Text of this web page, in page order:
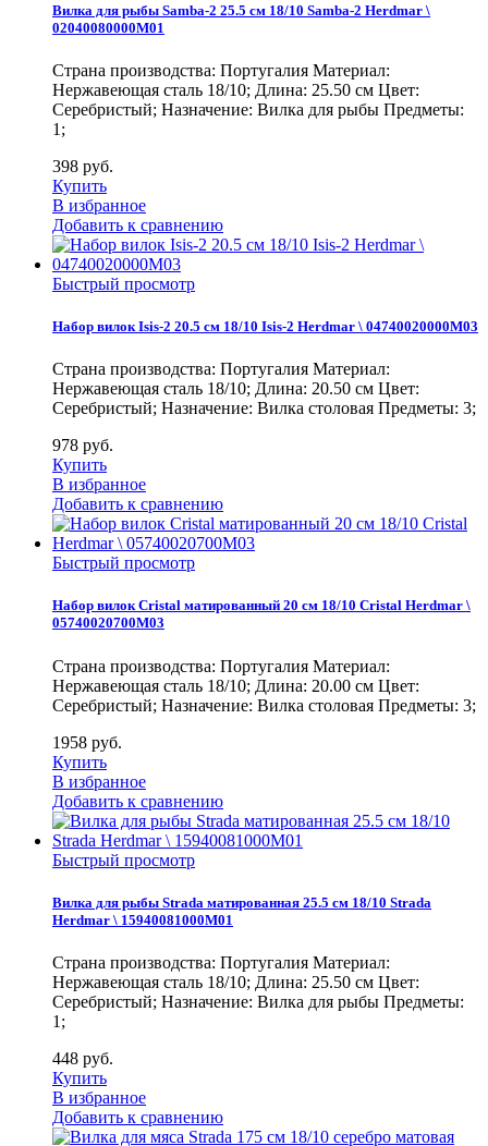
Вилка для рыбы Samba-2 25.5 см 18/10 Samba-2 Herdmar \
02040080000M01
Страна производства: Португалия Материал:
Нержавеющая сталь 18/10; Длина: 25.50 см Цвет:
Серебристый; Назначение: Вилка для рыбы Предметы:
1;
398 руб.
Купить
В избранное
Добавить к сравнению
Быстрый просмотр
Набор вилок Isis-2 20.5 см 18/10 Isis-2 Herdmar \ 04740020000M03
Страна производства: Португалия Материал:
Нержавеющая сталь 18/10; Длина: 20.50 см Цвет:
Серебристый; Назначение: Вилка столовая Предметы: 3;
978 руб.
Купить
В избранное
Добавить к сравнению
Быстрый просмотр
Набор вилок Cristal матированный 20 см 18/10 Cristal Herdmar \
05740020700M03
Страна производства: Португалия Материал:
Нержавеющая сталь 18/10; Длина: 20.00 см Цвет:
Серебристый; Назначение: Вилка столовая Предметы: 3;
1958 руб.
Купить
В избранное
Добавить к сравнению
Быстрый просмотр
Вилка для рыбы Strada матированная 25.5 см 18/10 Strada
Herdmar \ 15940081000M01
Страна производства: Португалия Материал:
Нержавеющая сталь 18/10; Длина: 25.50 см Цвет:
Серебристый; Назначение: Вилка для рыбы Предметы:
1;
448 руб.
Купить
В избранное
Добавить к сравнению